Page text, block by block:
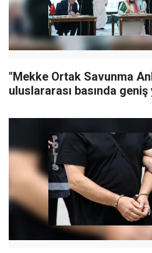
"Mekke Ortak Savunma
uluslararası basında